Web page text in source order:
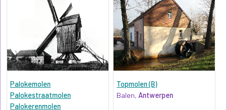
Palokemolen
Palokestraatmolen
Palokerenmolen
Topmolen (B)
Balen,Antwerpen